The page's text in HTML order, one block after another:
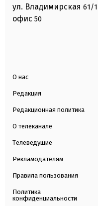
ул. Владимирская 61/
офис 50
О нас
Редакция
Редакционная политика
О телеканале
Телеведущие
Рекламодателям
Правила пользования
Политика
конфиденциальности